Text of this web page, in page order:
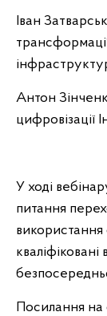
Іван
Антон
цифровізації
У ході
питання
використання
кваліфіковані
Посилання на